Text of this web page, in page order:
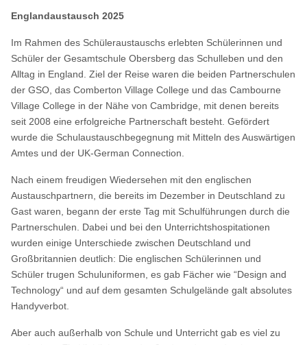
Englandaustausch 2025
Im Rahmen des Schüleraustauschs erlebten Schülerinnen und
Schüler der Gesamtschule Obersberg das Schulleben und den
Alltag in England. Ziel der Reise waren die beiden Partnerschulen
der GSO, das Comberton Village College und das Cambourne
Village College in der Nähe von Cambridge, mit denen bereits
seit 2008 eine erfolgreiche Partnerschaft besteht. Gefördert
wurde die Schulaustauschbegegnung mit Mitteln des Auswärtigen
Amtes und der UK-German Connection.
Nach einem freudigen Wiedersehen mit den englischen
Austauschpartnern, die bereits im Dezember in Deutschland zu
Gast waren, begann der erste Tag mit Schulführungen durch die
Partnerschulen. Dabei und bei den Unterrichtshospitationen
wurden einige Unterschiede zwischen Deutschland und
Großbritannien deutlich: Die englischen Schülerinnen und
Schüler trugen Schuluniformen, es gab Fächer wie “Design and
Technology“ und auf dem gesamten Schulgelände galt absolutes
Handyverbot.
Aber auch außerhalb von Schule und Unterricht gab es viel zu